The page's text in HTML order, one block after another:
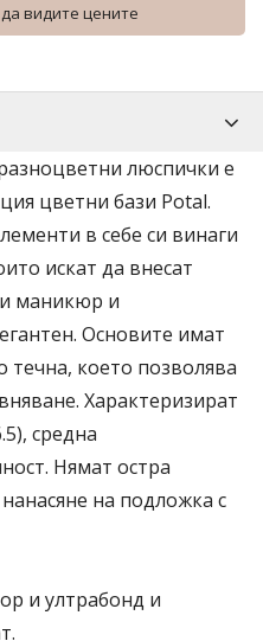
видите цените
люспички е
цветни бази Potal.
в себе си винаги
искат да внесат
маникюр и
Основите имат
течна, което позволява
Характеризират
средна
Нямат остра
на подложка с
и ултрабонд и